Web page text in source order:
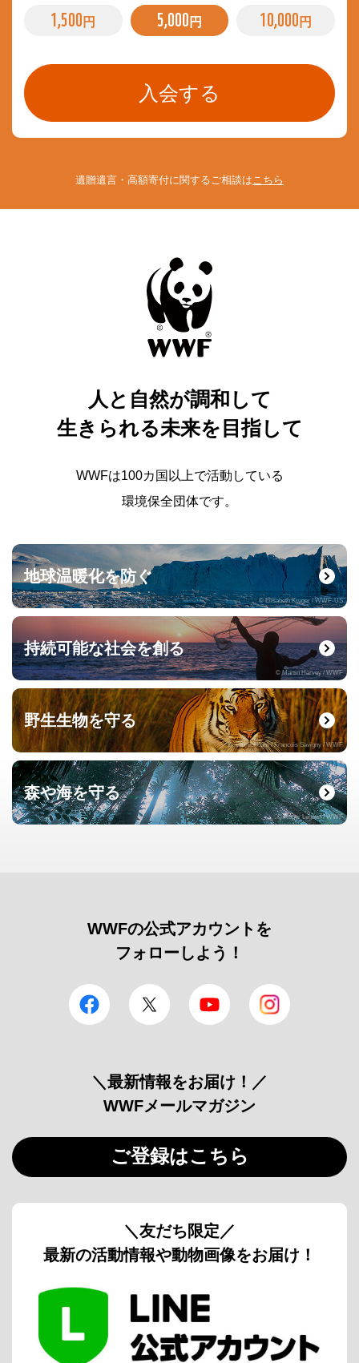
1,500 円 5,000 円 10,000 円
遺贈遺言・高額寄付に関するご相談はこちら
人と自然が調和して
生きられる未来を目指して
WWFは100カ国以上で活動している
環境保全団体です。
地球温暖化を防ぐ
© Elisabeth Kruger / WWF-US
持続可能な社会を創る
© Martin Harvey / WWF
野生生物を守る
© naturepl.com / Francois Savigny / WWF
森や海を守る
© Roger Leguen / WWF
WWFの公式アカウントを
フォローしよう！
facebook Twitter YouTube
＼最新情報をお届け！／
WWFメールマガジン
ご登録はこちら
＼友だち限定／
最新の活動情報や動物画像をお届け！